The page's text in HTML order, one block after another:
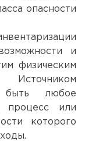
опасности
и
физическим
быть любое
процесс или
которого